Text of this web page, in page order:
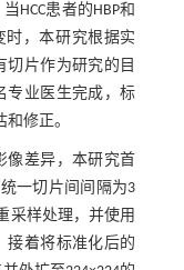
HCC患者的HBP和
时，本研究根据实
片作为研究的目
专业医生完成，标
修正。
像差异，本研究首
一切片间间隔为3
采样处理，并使用
接着将标准化后的